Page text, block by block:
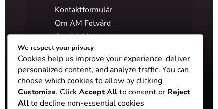
Kontaktformulär
Om AM Fotvård
Om Webbplatsen
Integritetspolicy & GDPR
© 2026 AM Fotvård
We respect your privacy
Cookies help us improve your experience, deliver
personalized content, and analyze traffic. You can
choose which cookies to allow by clicking
Customize. ClickAccept Allto consent or Reject
Allto decline non-essential cookies.